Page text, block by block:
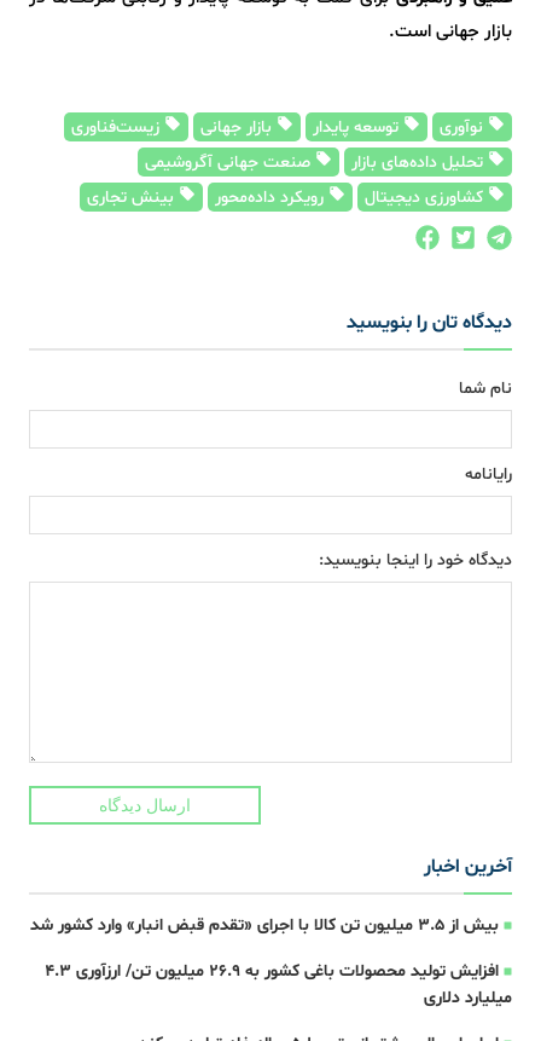
بازار جهانی است.
نوآوری توسعه پایدار بازار جهانی
زیست‌فناوری
تحلیل داده‌های بازار
صنعت جهانی آگروشیمی
کشاورزی دیجیتال
رویکرد داده‌محور بینش تجاری
دیدگاه تان را بنویسید
نام شما
رایانامه
دیدگاه خود را اینجا بنویسید:
ارسال دیدگاه
آخرین اخبار
بیش از ۳.۵ میلیون تن کالا با اجرای «تقدم قبض انبار» وارد کشور شد
افزایش تولید محصولات باغی کشور به ۲۶.۹ میلیون تن/ ارزآوری ۴.۳
میلیارد دلاری